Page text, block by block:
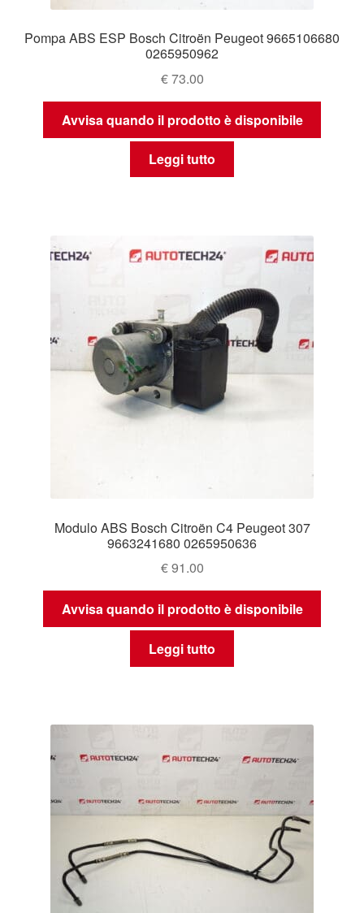
Pompa ABS ESP Bosch Citroën Peugeot 9665106680
0265950962
€73.00
Avvisa quando il prodotto è disponibile
Leggi tutto
Modulo ABS Bosch Citroën C4 Peugeot 307
9663241680 0265950636
€91.00
Avvisa quando il prodotto è disponibile
Leggi tutto